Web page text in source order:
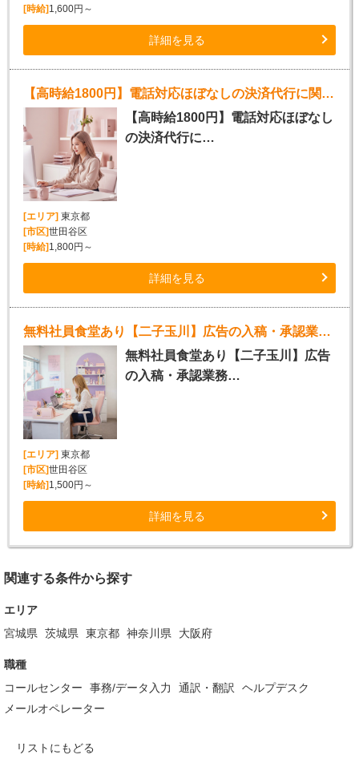
[時給] 1,600円～
詳細を見る
【高時給1800円】電話対応ほぼなしの決済代行に関する営業事務
【高時給1800円】電話対応ほぼなし
の決済代行に…
[エリア]東京都
[市区]世田谷区
[時給]1,800円～
詳細を見る
無料社員食堂あり【二子玉川】広告の入稿・承認業務
無料社員食堂あり【二子玉川】広告
の入稿・承認業務…
[エリア]東京都
[市区]世田谷区
[時給]1,500円～
詳細を見る
関連する条件から探す
エリア
宮城県
茨城県 東京都 神奈川県 大阪府
職種
コールセンター
事務/データ入力 通訳・翻訳
ヘルプデスク
メールオペレーター
リストにもどる